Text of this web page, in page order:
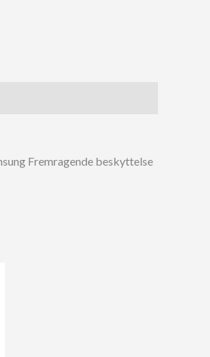
Fremragende beskyttelse